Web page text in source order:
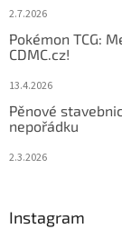
2.7.2026
Pokémon TCG:
CDMC.cz!
13.4.2026
Pěnové
nepořádku
2.3.2026
Instagram